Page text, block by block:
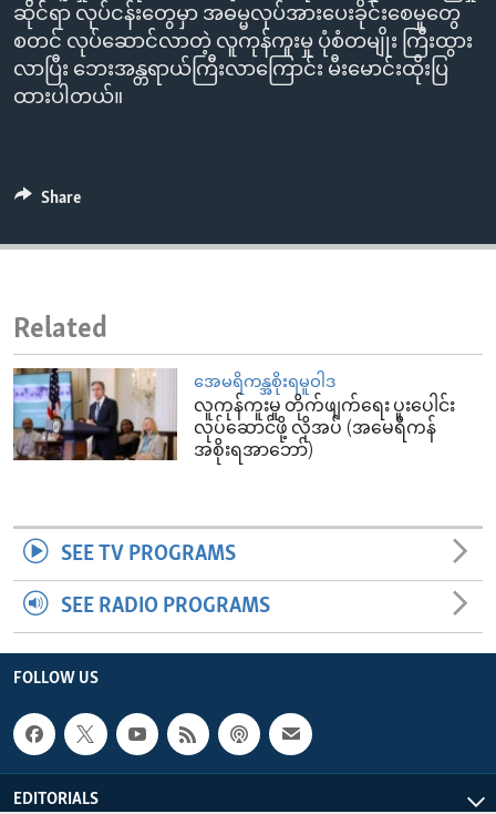
ဆိုင်ရာ လုပ်ငန်းတွေမှာ အဓမ္မလုပ်အားပေးခိုင်းစေမှုတွေ
စတင် လုပ်ဆောင်လာတဲ့ လူကုန်ကူးမှု ပုံစံတမျိုး ကြီးထွား
လာပြီး ဘေးအန္တရာယ်ကြီးလာကြောင်း မီးမောင်းထိုးပြ
ထားပါတယ်။
Share
Related
အေမရိကန္အစိုးရမူဝါဒ
လူကုန်ကူးမှု တိုက်ဖျက်ရေး ပူးပေါင်း
လုပ်ဆောင်ဖို့ လိုအပ် (အမေရိကန်
အစိုးရအာဘော်)
SEE TV PROGRAMS
SEE RADIO PROGRAMS
FOLLOW US
EDITORIALS